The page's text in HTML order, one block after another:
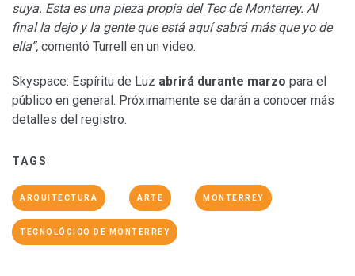
suya. Esta es una pieza propia del Tec de Monterrey. Al
final la dejo y la gente que está aquí sabrá más que yo de
ella”, comentó Turrell en un video.
Skyspace: Espíritu de Luz abrirá durante marzo para el
público en general. Próximamente se darán a conocer más
detalles del registro.
TAGS
ARQUITECTURA ARTE MONTERREY
TECNOLÓGICO DE MONTERREY